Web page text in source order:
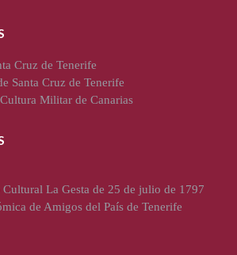
Cruz de Tenerife
Santa Cruz de Tenerife
Militar de Canarias
La Gesta de 25 de julio de 1797
de Amigos del País de Tenerife